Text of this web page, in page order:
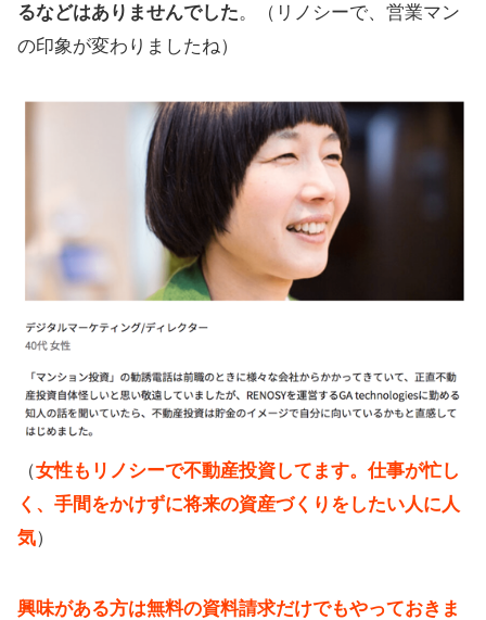
るなどはありませんでした。（リノシーで、営業マン
の印象が変わりましたね）
（女性もリノシーで不動産投資してます。仕事が忙し
く、手間をかけずに将来の資産づくりをしたい人に人
気）
興味がある方は無料の資料請求だけでもやっておきま